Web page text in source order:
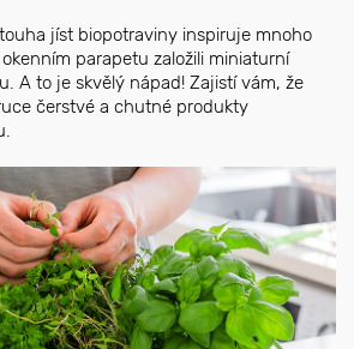
jíst biopotraviny inspiruje mnoho
parapetu založili miniaturní
A to je skvělý nápad! Zajistí vám, že
čerstvé a chutné produkty